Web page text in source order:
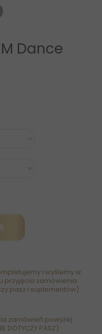
Dance
i wyślemy w
przyjęcia zamówienia
pasz i suplementów)
zamówień powyżej
DOTYCZY PASZ)